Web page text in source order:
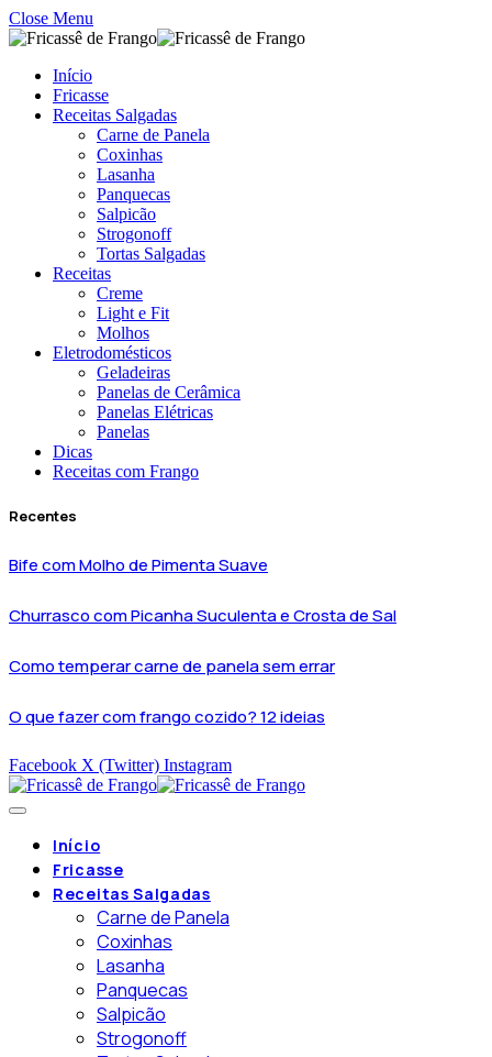
Close Menu
Início
Fricasse
Receitas Salgadas
Carne de Panela
Coxinhas
Lasanha
Panquecas
Salpicão
Strogonoff
Tortas Salgadas
Receitas
Creme
Light e Fit
Molhos
Eletrodomésticos
Geladeiras
Panelas de Cerâmica
Panelas Elétricas
Panelas
Dicas
Receitas com Frango
Recentes
Bife com Molho de Pimenta Suave
Churrasco com Picanha Suculenta e Crosta de Sal
Como temperar carne de panela sem errar
O que fazer com frango cozido? 12 ideias
Facebook X (Twitter) Instagram
Início
Fricasse
Receitas Salgadas
Carne de Panela
Coxinhas
Lasanha
Panquecas
Salpicão
Strogonoff